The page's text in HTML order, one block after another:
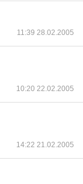
11:39 28.02.2005
10:20 22.02.2005
14:22 21.02.2005